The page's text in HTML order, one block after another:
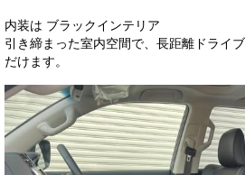
内装は ブラックインテリア
引き締まった室内空間で、長距離ドライ
だけます。